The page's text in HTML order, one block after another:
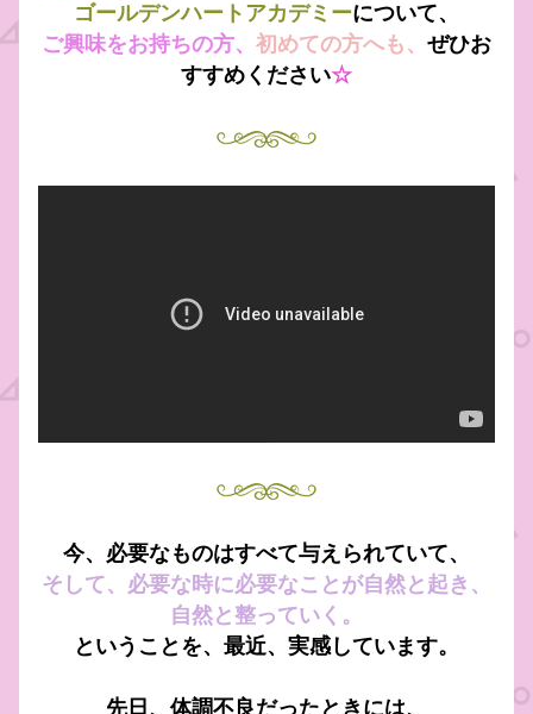
ゴールデンハートアカデミーについて、
ご興味をお持ちの方、 初めての方へも、 ぜひお
すすめください☆
今、必要なものはすべて与えられていて、
そして、必要な時に必要なことが自然と起き、
自然と整っていく。
ということを、最近、実感しています。
先日、体調不良だったときには、